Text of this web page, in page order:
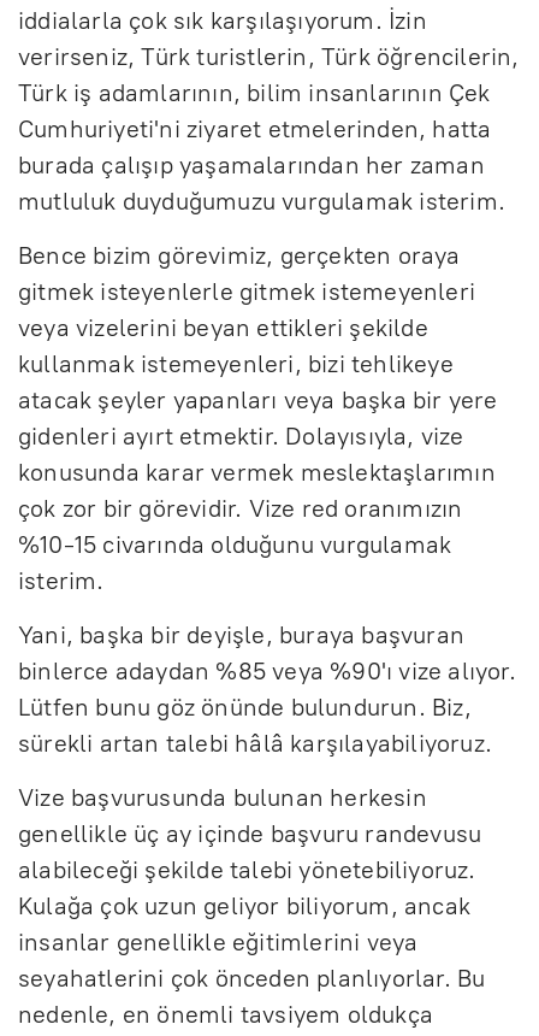
iddialarla çok sık karşılaşıyorum. İzin
verirseniz, Türk turistlerin, Türk öğrencilerin,
Türk iş adamlarının, bilim insanlarının Çek
Cumhuriyeti'ni ziyaret etmelerinden, hatta
burada çalışıp yaşamalarından her zaman
mutluluk duyduğumuzu vurgulamak isterim.
Bence bizim görevimiz, gerçekten oraya
gitmek isteyenlerle gitmek istemeyenleri
veya vizelerini beyan ettikleri şekilde
kullanmak istemeyenleri, bizi tehlikeye
atacak şeyler yapanları veya başka bir yere
gidenleri ayırt etmektir. Dolayısıyla, vize
konusunda karar vermek meslektaşlarımın
çok zor bir görevidir. Vize red oranımızın
%10-15 civarında olduğunu vurgulamak
isterim.
Yani, başka bir deyişle, buraya başvuran
binlerce adaydan %85 veya %90'ı vize alıyor.
Lütfen bunu göz önünde bulundurun. Biz,
sürekli artan talebi hâlâ karşılayabiliyoruz.
Vize başvurusunda bulunan herkesin
genellikle üç ay içinde başvuru randevusu
alabileceği şekilde talebi yönetebiliyoruz.
Kulağa çok uzun geliyor biliyorum, ancak
insanlar genellikle eğitimlerini veya
seyahatlerini çok önceden planlıyorlar. Bu
nedenle, en önemli tavsiyem oldukça